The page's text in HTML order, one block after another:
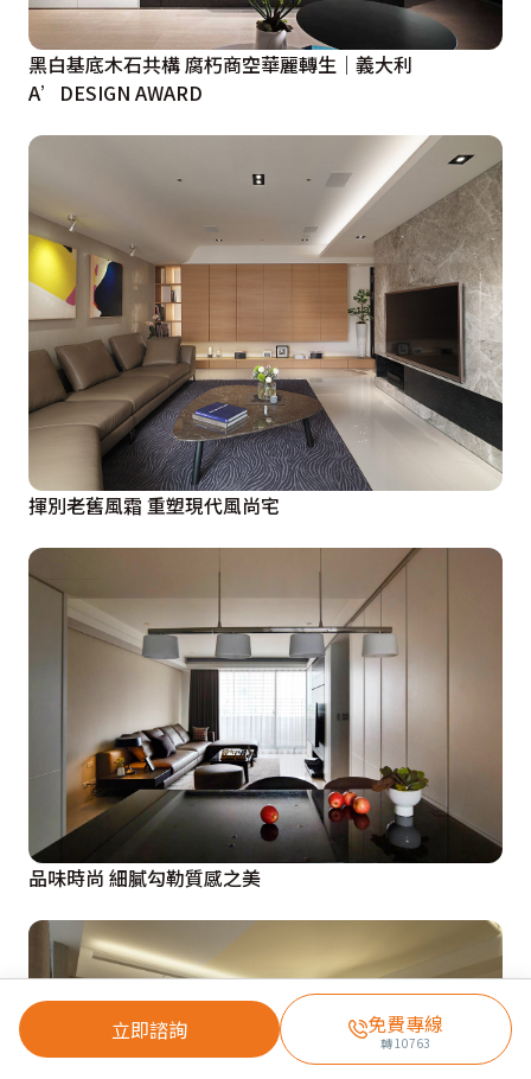
立即諮詢 免費專線
轉10763
黑白基底木石共構 腐朽商空華麗轉生｜義大利
A’DESIGN AWARD
揮別老舊風霜 重塑現代風尚宅
品味時尚 細膩勾勒質感之美